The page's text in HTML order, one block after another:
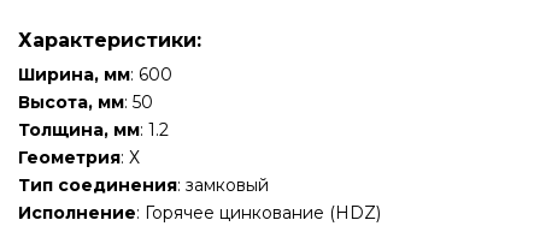
Характеристики:
Ширина, мм: 600
Высота, мм: 50
Толщина, мм: 1.2
Геометрия: Х
Тип соединения: замковый
Исполнение: Горячее цинкование (HDZ)